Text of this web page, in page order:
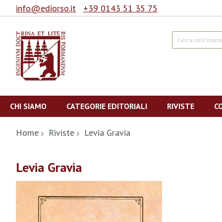
info@ediorso.it +39 0143 51 35 75
Cerca
al
contenuto
CHI SIAMO CATEGORIE EDITORIALI RIVISTE
Home Riviste Levia Gravia
Levia Gravia